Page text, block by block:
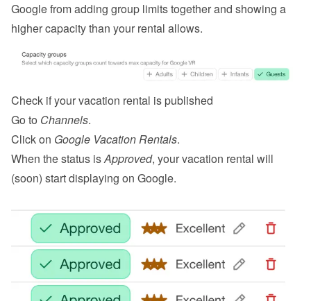
Google from adding group limits together and showing a
higher capacity than your rental allows.
Check if your vacation rental is published
Go to Channels.
Click on Google Vacation Rentals.
When the status is Approved, your vacation rental will
(soon) start displaying on Google.